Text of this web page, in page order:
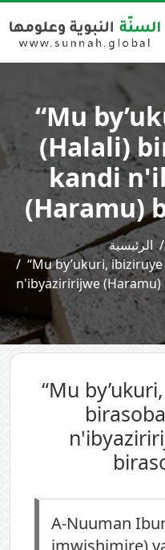
“Mu
(Halali)
kandi
(Haramu)
الرئيسية
“Mu by’ukuri,
n'ibyaziririjwe
“Mu
A-Nuuman
imwishimire)